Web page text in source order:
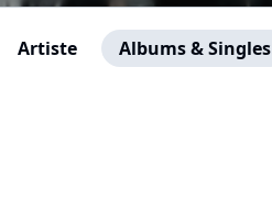
Artiste Albums & Singles